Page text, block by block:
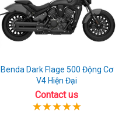
Benda Dark Flage 500 Động Cơ
V4 Hiện Đại
Contact us